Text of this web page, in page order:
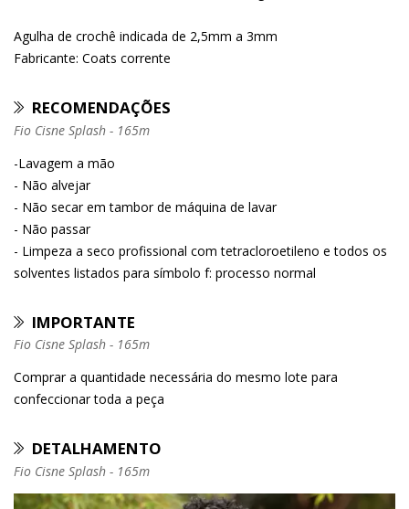
Agulha de crochê indicada de 2,5mm a 3mm
Fabricante: Coats corrente
RECOMENDAÇÕES
Fio Cisne Splash - 165m
-Lavagem a mão
- Não alvejar
- Não secar em tambor de máquina de lavar
- Não passar
- Limpeza a seco profissional com tetracloroetileno e todos os
solventes listados para símbolo f: processo normal
IMPORTANTE
Fio Cisne Splash - 165m
Comprar a quantidade necessária do mesmo lote para
confeccionar toda a peça
DETALHAMENTO
Fio Cisne Splash - 165m